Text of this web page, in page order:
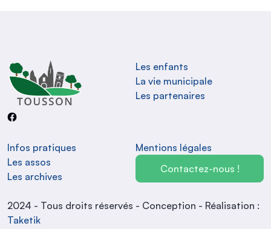
Les enfants
La vie municipale
Les partenaires
Infos pratiques
Les assos
Les archives
Mentions légales
Contactez-nous !
2024 - Tous droits réservés - Conception - Réalisation :
Taketik